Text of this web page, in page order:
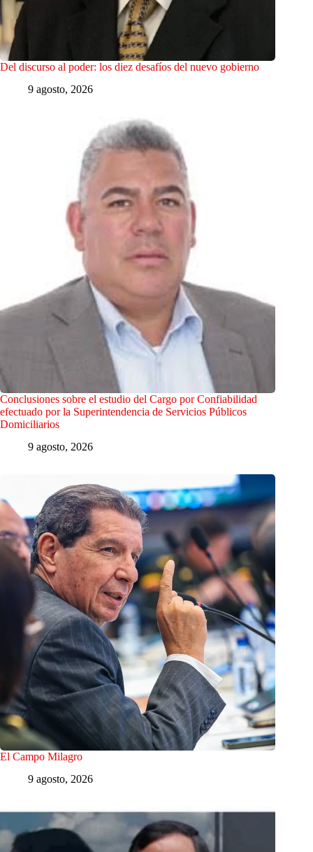
Del discurso al poder: los diez desafíos del nuevo gobierno
9 agosto, 2026
Conclusiones sobre el estudio del Cargo por Confiabilidad
efectuado por la Superintendencia de Servicios Públicos
Domiciliarios
9 agosto, 2026
El Campo Milagro
9 agosto, 2026